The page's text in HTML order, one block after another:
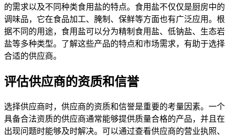
的需求以及不同种类食用盐的特点。食用盐不仅仅是厨房中的
调味品，它在食品加工、腌制、保鲜等方面也有广泛应用。根
据不同的用途，食用盐可以分为精制食用盐、低钠盐、生态岩
盐等多种类型。了解这些产品的特点和市场需求，有助于选择
合适的供应商。
评估供应商的资质和信誉
选择供应商时，供应商的资质和信誉是重要的考量因素。一个
具备合法资质的供应商通常能够提供质量合格的产品，并且在
出现问题时能够及时解决。可以通过查看供应商的营业执照、